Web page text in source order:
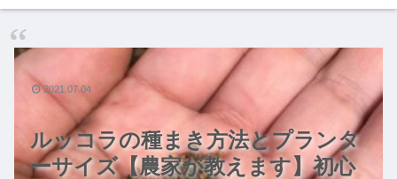
ルッコラの種まき方法とプランタ
ーサイズ【農家が教えます】初心
2021.07.04